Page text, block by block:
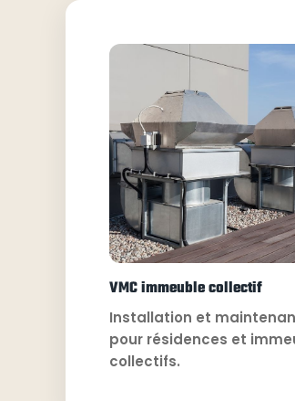
VMC immeuble collectif
Installation et
pour résidences et
collectifs.